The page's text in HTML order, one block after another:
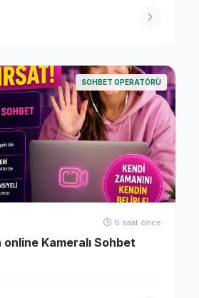
SOHBET OPERATÖRÜ
6 saat önce
Kameralı Sohbet